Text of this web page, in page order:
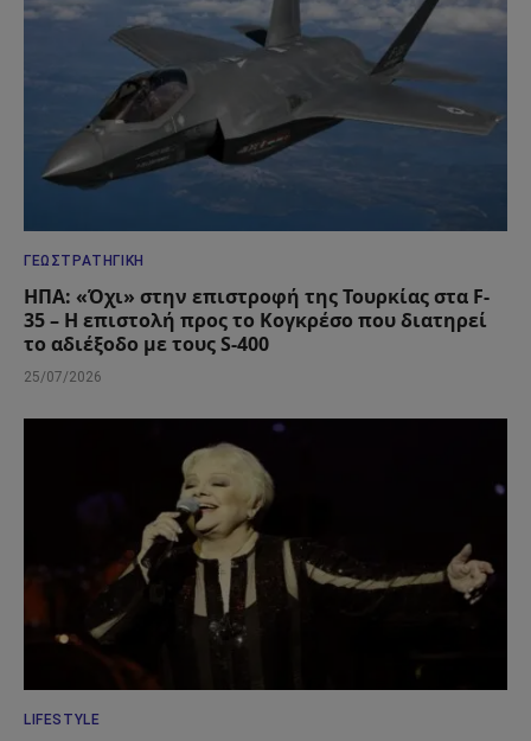
ΓΕΩΣΤΡΑΤΗΓΙΚΉ
ΗΠΑ: «Όχι» στην επιστροφή της Τουρκίας στα F-
35 – Η επιστολή προς το Κογκρέσο που διατηρεί
το αδιέξοδο με τους S-400
25/07/2026
LIFESTYLE